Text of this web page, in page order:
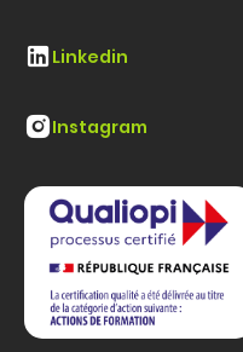
Linkedin
Instagram